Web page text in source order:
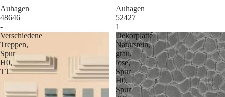
Auhagen
48646
-
Verschiedene
Treppen,
Spur
H0,
TT
Auhagen
52427
1
Dekorplatte
Naturstein,
grau,
lose,
Spur
H0,
Spur